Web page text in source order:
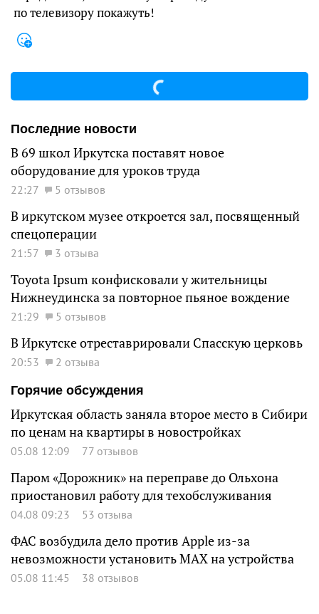
по телевизору покажуть!
Последние новости
В 69 школ Иркутска поставят новое
оборудование для уроков труда
22:27 5 отзывов
В иркутском музее откроется зал, посвященный
спецоперации
21:57 3 отзыва
Toyota Ipsum конфисковали у жительницы
Нижнеудинска за повторное пьяное вождение
21:29 5 отзывов
В Иркутске отреставрировали Спасскую церковь
20:53
2 отзыва
Горячие обсуждения
Иркутская область заняла второе место в Сибири
по ценам на квартиры в новостройках
05.08 12:09 77 отзывов
Паром «Дорожник» на переправе до Ольхона
приостановил работу для техобслуживания
04.08 09:23 53 отзыва
ФАС возбудила дело против Apple из-за
невозможности установить MAX на устройства
05.08 11:45 38 отзывов